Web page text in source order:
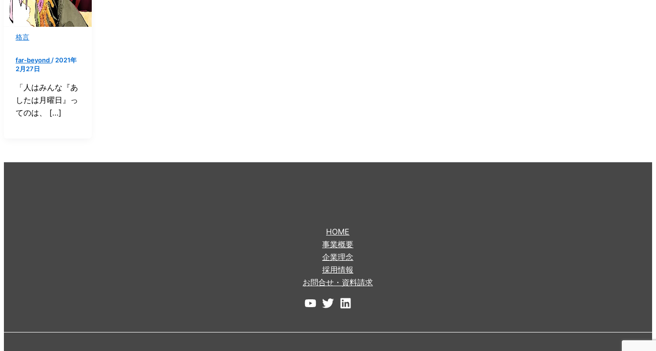
格言
far-beyond/2021年
2月27日
「人はみんな『あ
したは月曜日』っ
てのは、 […]
HOME
事業概要
企業理念
採用情報
お問合せ・資料請求